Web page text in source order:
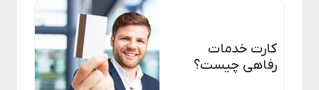
کارت خدمات
رفاهی چیست؟